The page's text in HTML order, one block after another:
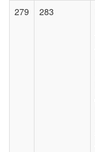
279 283